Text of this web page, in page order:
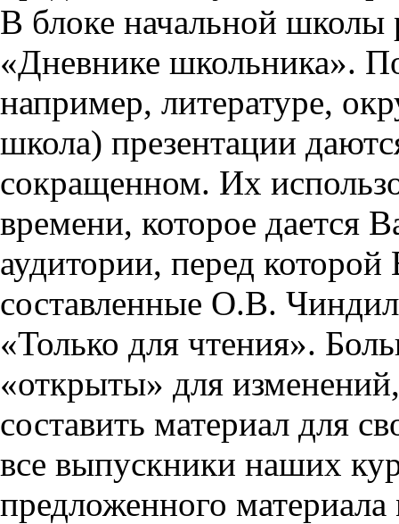
В блоке начальной школы
«Дневнике школьника».
например, литературе,
школа) презентации
сокращенном. Их
времени, которое дается
аудитории, перед
составленные О.В.
«Только для чтения».
«открыты» для
составить материал для
все выпускники наших
предложенного